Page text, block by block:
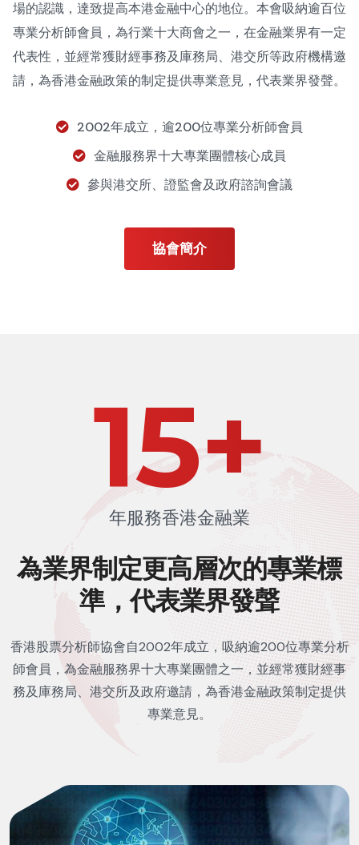
場的認識，達致提高本港金融中心的地位。本會吸納逾百位
專業分析師會員，為行業十大商會之一，在金融業界有一定
代表性，並經常獲財經事務及庫務局、港交所等政府機構邀
請，為香港金融政策的制定提供專業意見，代表業界發聲。
2002年成立，逾200位專業分析師會員
金融服務界十大專業團體核心成員
參與港交所、證監會及政府諮詢會議
協會簡介
22+
年服務香港金融業
為業界制定更高層次的專業標
準，代表業界發聲
香港股票分析師協會自2002年成立，吸納逾200位專業分析
師會員，為金融服務界十大專業團體之一，並經常獲財經事
務及庫務局、港交所及政府邀請，為香港金融政策制定提供
專業意見。